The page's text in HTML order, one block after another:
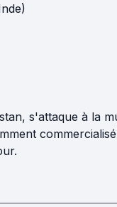
s'attaque à la